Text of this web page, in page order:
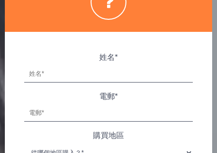
姓名*
電郵*
購買地區